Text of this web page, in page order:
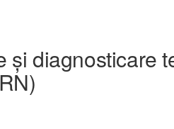
și diagnosticare